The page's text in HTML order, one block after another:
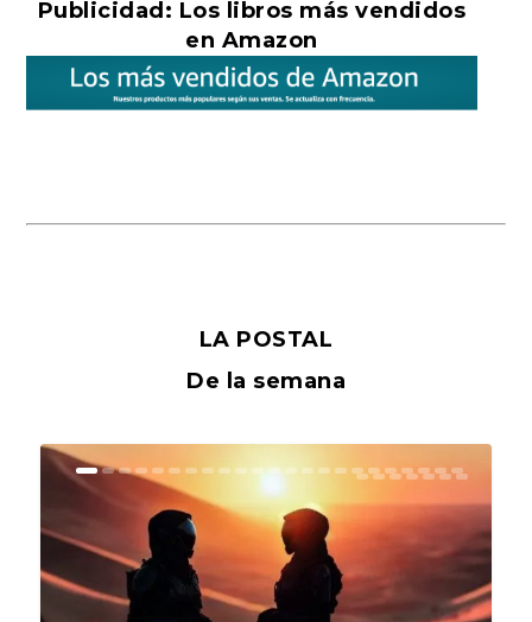
Publicidad: Los libros más vendidos
en Amazon
LA POSTAL
De la semana